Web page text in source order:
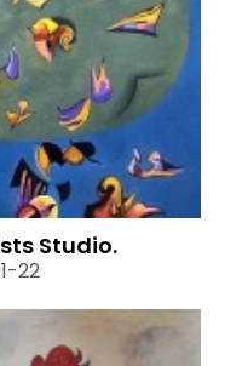
Studio.
22